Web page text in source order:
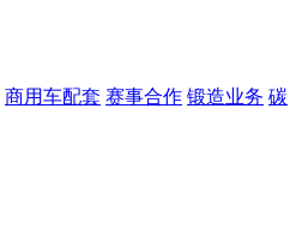
商用车配套 赛事合作 锻造业务 碳